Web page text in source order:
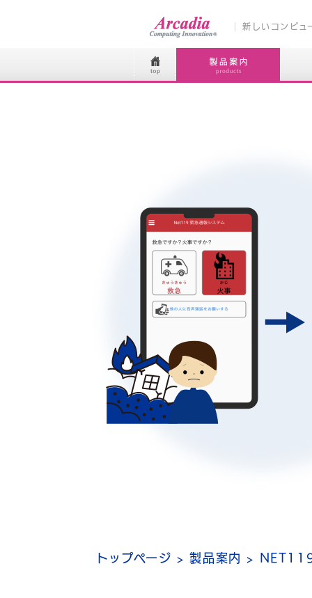
新しいコンピュ
トップページ > 製品案内 >